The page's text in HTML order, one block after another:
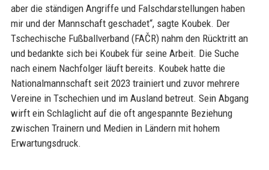
aber die ständigen Angriffe und Falschdarstellungen haben
mir und der Mannschaft geschadet“, sagte Koubek. Der
Tschechische Fußballverband (FAČR) nahm den Rücktritt an
und bedankte sich bei Koubek für seine Arbeit. Die Suche
nach einem Nachfolger läuft bereits. Koubek hatte die
Nationalmannschaft seit 2023 trainiert und zuvor mehrere
Vereine in Tschechien und im Ausland betreut. Sein Abgang
wirft ein Schlaglicht auf die oft angespannte Beziehung
zwischen Trainern und Medien in Ländern mit hohem
Erwartungsdruck.